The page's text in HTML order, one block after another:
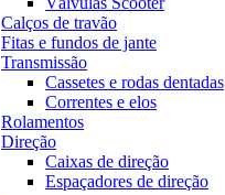
Calços de travão
Fitas e fundos de jante
Transmissão
Cassetes e rodas dentadas
Correntes e elos
Rolamentos
Direção
Caixas de direção
Espaçadores de direção